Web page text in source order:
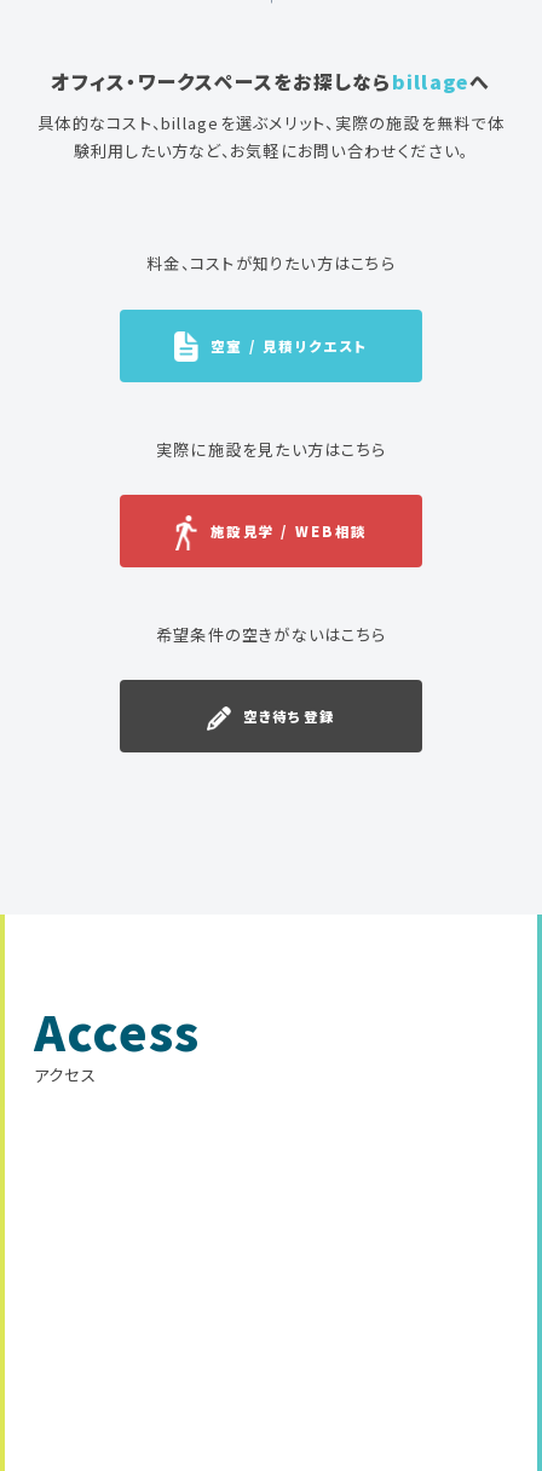
オフィス・ワークスペースをお探しならbillageへ
具体的なコスト、billageを選ぶメリット、実際の施設を無料で体
験利用したい方など、お気軽にお問い合わせください。
料金、コストが知りたい方はこちら
空室 / 見積リクエスト
実際に施設を見たい方はこちら
施設見学 / WEB相談
希望条件の空きがないはこちら
空き待ち登録
Access
アクセス